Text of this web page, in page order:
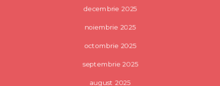
decembrie 2025
noiembrie 2025
octombrie 2025
septembrie 2025
august 2025